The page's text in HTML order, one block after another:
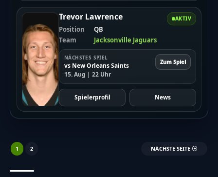
AKTIV
Trevor Lawrence
Position
QB
Team
Jacksonville Jaguars
NÄCHSTES SPIEL
vs New Orleans Saints
15. Aug | 22 Uhr
Zum Spiel
Spielerprofil News
1 2 NÄCHSTE SEITE